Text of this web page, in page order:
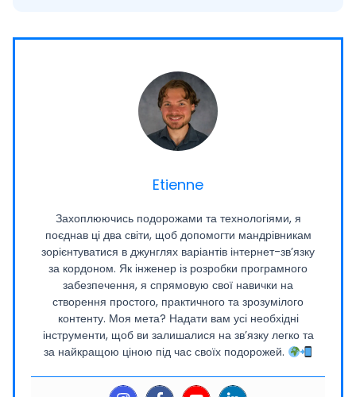
Etienne
Захоплюючись подорожами та технологіями, я
поєднав ці два світи, щоб допомогти мандрівникам
зорієнтуватися в джунглях варіантів інтернет-зв’язку
за кордоном. Як інженер із розробки програмного
забезпечення, я спрямовую свої навички на
створення простого, практичного та зрозумілого
контенту. Моя мета? Надати вам усі необхідні
інструменти, щоб ви залишалися на зв’язку легко та
за найкращою ціною під час своїх подорожей.